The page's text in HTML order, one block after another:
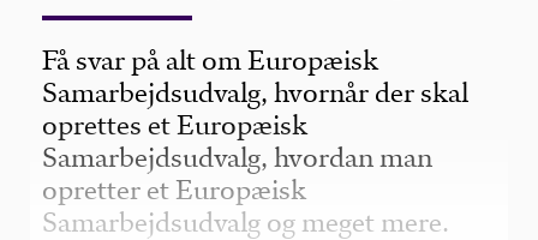
Få svar på alt om Europæisk
Samarbejdsudvalg, hvornår der skal
oprettes et Europæisk
Samarbejdsudvalg, hvordan man
opretter et Europæisk
Samarbejdsudvalg og meget mere.